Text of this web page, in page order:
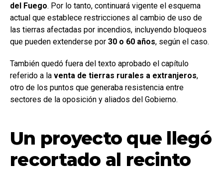
del Fuego. Por lo tanto, continuará vigente el esquema
actual que establece restricciones al cambio de uso de
las tierras afectadas por incendios, incluyendo bloqueos
que pueden extenderse por 30 o 60 años, según el caso.
También quedó fuera del texto aprobado el capítulo
referido a la venta de tierras rurales a extranjeros,
otro de los puntos que generaba resistencia entre
sectores de la oposición y aliados del Gobierno.
Un proyecto que llegó
recortado al recinto